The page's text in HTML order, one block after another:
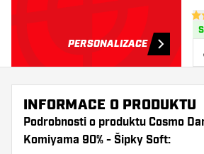
PERSONALIZACE
INFORMACE O PRODUKTU
Podrobnosti o produktu Cosmo
Komiyama 90% - Šipky Soft: